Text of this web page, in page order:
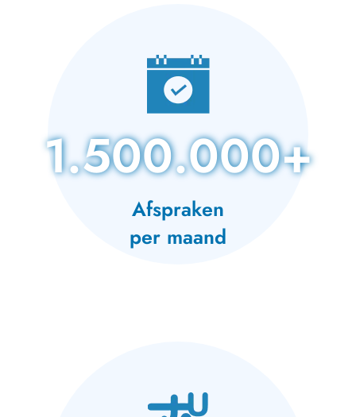
1.500.000+
Afspraken
per maand